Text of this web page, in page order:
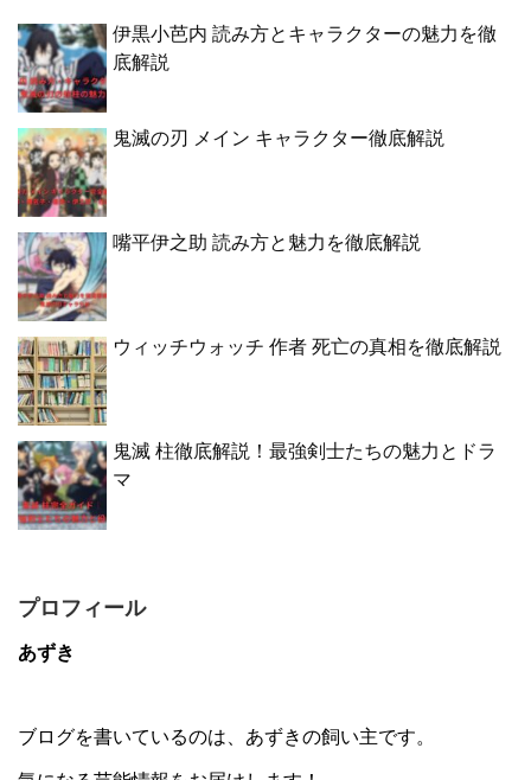
伊黒小芭内 読み方とキャラクターの魅力を徹
底解説
鬼滅の刃 メイン キャラクター徹底解説
嘴平伊之助 読み方と魅力を徹底解説
ウィッチウォッチ 作者 死亡の真相を徹底解説
鬼滅 柱徹底解説！最強剣士たちの魅力とドラ
マ
プロフィール
あずき
ブログを書いているのは、あずきの飼い主です。